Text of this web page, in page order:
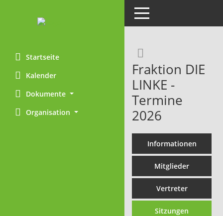
Startseite
Kalender
Dokumente
Organisation
Toggle navigation
Fraktion DIE
LINKE -
Termine
2026
Informationen
Mitglieder
Vertreter
Sitzungen